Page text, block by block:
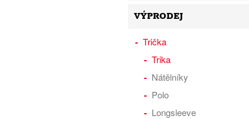
VÝPRODEJ
Trička
Trika
Nátělníky
Polo
Longsleeve